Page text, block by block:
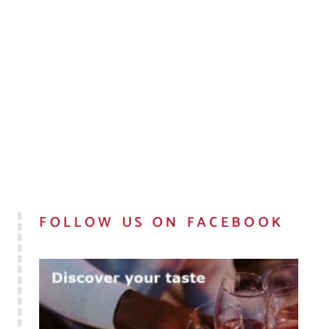
FOLLOW US ON FACEBOOK